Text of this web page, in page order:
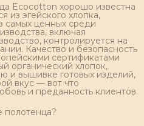
Ecocotton хорошо известна
из эгейского хлопка,
самых ценных среди
включая
контролируется на
Качество и безопасность
сертификатами
органический хлопок,
и вышивке готовых изделий,
вкус — вот что
и преданность клиентов.